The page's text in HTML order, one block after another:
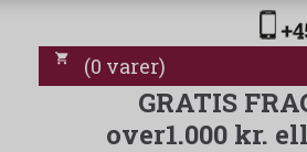
(0 varer)
GRATIS
over1.000 kr.